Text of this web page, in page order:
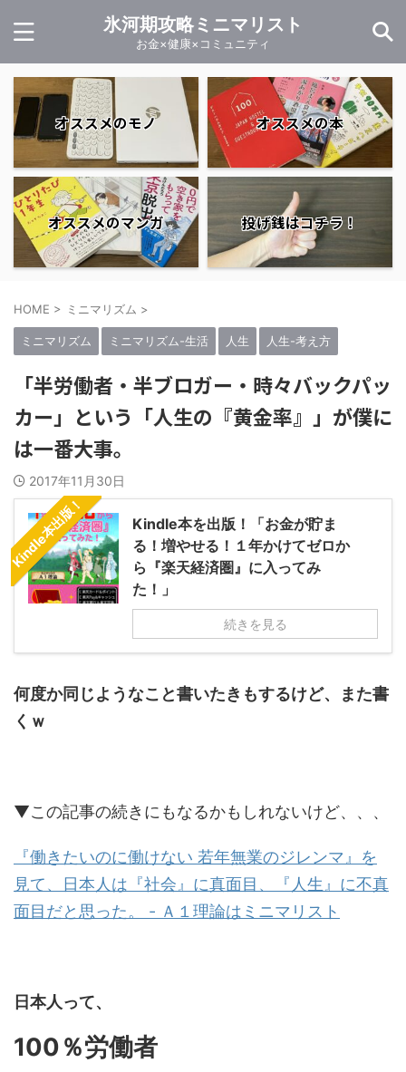
氷河期攻略ミニマリスト
お金×健康×コミュニティ
オススメのモノ オススメの本
オススメのマンガ 投げ銭はコチラ！
HOME > ミニマリズム >
ミニマリズム ミニマリズム-生活 人生 人生-考え方
「半労働者・半ブロガー・時々バックパッ
カー」という「人生の『黄金率』」が僕に
は一番大事。
2017年11月30日
Kindle本出版！
Kindle本を出版！「お金が貯ま
る！増やせる！１年かけてゼロか
ら『楽天経済圏』に入ってみ
た！」
続きを見る
何度か同じようなこと書いたきもするけど、また書
くｗ
▼この記事の続きにもなるかもしれないけど、、、
『働きたいのに働けない 若年無業のジレンマ』を
見て、日本人は『社会』に真面目、『人生』に不真
面目だと思った。 - Ａ１理論はミニマリスト
日本人って、
100％労働者